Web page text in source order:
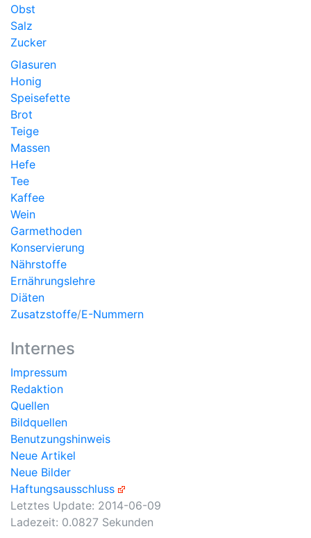
Obst
Salz
Zucker
Glasuren
Honig
Speisefette
Brot
Teige
Massen
Hefe
Tee
Kaffee
Wein
Garmethoden
Konservierung
Nährstoffe
Ernährungslehre
Diäten
Zusatzstoffe/E-Nummern
Internes
Impressum
Redaktion
Quellen
Bildquellen
Benutzungshinweis
Neue Artikel
Neue Bilder
Haftungsausschluss
Letztes Update: 2014-06-09
Ladezeit: 0.0827 Sekunden